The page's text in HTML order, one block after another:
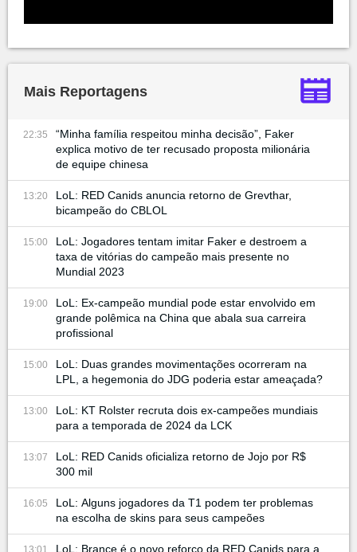
Mais Reportagens
22:35
“Minha família respeitou minha decisão”, Faker
explica motivo de ter recusado proposta milionária
de equipe chinesa
13:20
LoL: RED Canids anuncia retorno de Grevthar,
bicampeão do CBLOL
15:00
LoL: Jogadores tentam imitar Faker e destroem a
taxa de vitórias do campeão mais presente no
Mundial 2023
19:00
LoL: Ex-campeão mundial pode estar envolvido em
grande polêmica na China que abala sua carreira
profissional
15:00
LoL: Duas grandes movimentações ocorreram na
LPL, a hegemonia do JDG poderia estar ameaçada?
13:00
LoL: KT Rolster recruta dois ex-campeões mundiais
para a temporada de 2024 da LCK
13:07
LoL: RED Canids oficializa retorno de Jojo por R$
300 mil
16:05
LoL: Alguns jogadores da T1 podem ter problemas
na escolha de skins para seus campeões
LoL: Brance é o novo reforço da RED Canids para a